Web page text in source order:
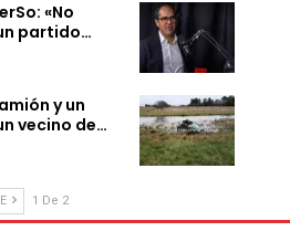
«No
partido…
y un
vecino de…
1 De 2